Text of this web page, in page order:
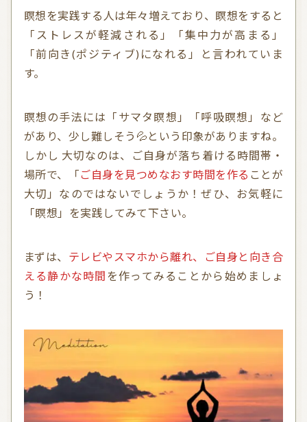
瞑想を実践する人は年々増えており、瞑想をすると
「ストレスが軽減される」「集中力が高まる」
「前向き(ポジティブ)になれる」と言われていま
す。
瞑想の手法には「サマタ瞑想」「呼吸瞑想」など
があり、少し難しそう💦という印象がありますね。
しかし 大切なのは、ご自身が落ち着ける時間帯・
場所で、「 ご自身を見つめなおす時間を作る ことが
大切」なのではないでしょうか！ぜひ、お気軽に
「瞑想」を実践してみて下さい。
まずは、 テレビやスマホから離れ、ご自身と向き合
える静かな時間 を作ってみることから始めましょ
う！